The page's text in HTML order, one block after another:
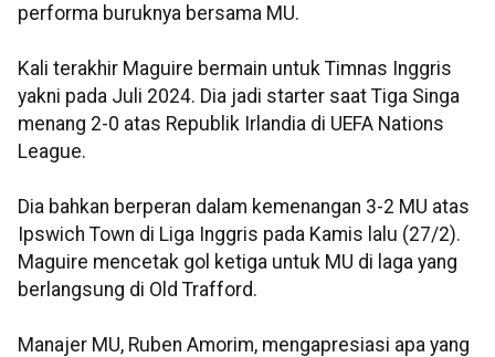
performa buruknya bersama MU.
Kali terakhir Maguire bermain untuk Timnas Inggris
yakni pada Juli 2024. Dia jadi starter saat Tiga Singa
menang 2-0 atas Republik Irlandia di UEFA Nations
League.
Dia bahkan berperan dalam kemenangan 3-2 MU atas
Ipswich Town di Liga Inggris pada Kamis lalu (27/2).
Maguire mencetak gol ketiga untuk MU di laga yang
berlangsung di Old Trafford.
Manajer MU, Ruben Amorim, mengapresiasi apa yang